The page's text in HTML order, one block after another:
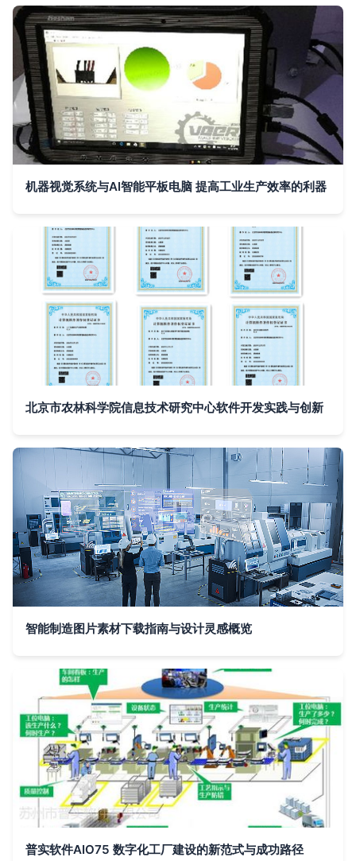
机器视觉系统与AI智能平板电脑 提高工业生产效率的利器
北京市农林科学院信息技术研究中心软件开发实践与创新
智能制造图片素材下载指南与设计灵感概览
普实软件AIO75 数字化工厂建设的新范式与成功路径